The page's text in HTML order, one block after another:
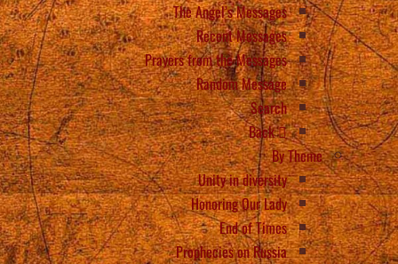
The Angel’s Messages
Recent Messages
Prayers from the Messages
Random Message
Search
Back
By Theme
Unity in diversity
Honoring Our Lady
End of Times
Prophecies on Russia